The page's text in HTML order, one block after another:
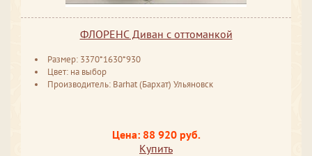
ФЛОРЕНС Диван с оттоманкой
Размер: 3370*1630*930
Цвет: на выбор
Производитель: Barhat (Бархат) Ульяновск
Цена: 88 920 руб.
Купить